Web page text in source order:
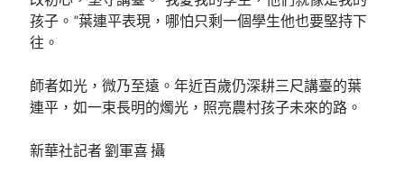
孩子。”葉連平表現，哪怕只剩一個學生他也要堅持下
往。
師者如光，微乃至遠。年近百歲仍深耕三尺講臺的葉
連平，如一束長明的燭光，照亮農村孩子未來的路。
新華社記者 劉軍喜 攝